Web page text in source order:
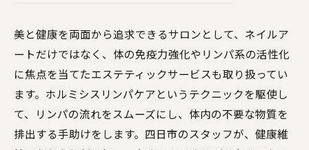
美と健康を両面から追求できるサロンとして、ネイルア
ートだけではなく、体の免疫力強化やリンパ系の活性化
に焦点を当てたエステティックサービスも取り扱ってい
ます。ホルミシスリンパケアというテクニックを駆使し
て、リンパの流れをスムーズにし、体内の不要な物質を
排出する手助けをします。四日市のスタッフが、健康維